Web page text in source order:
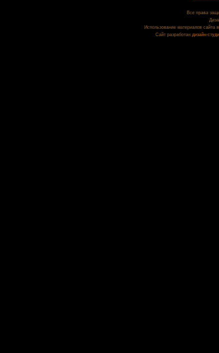
Все права
Использование материалов сайта
Сайт разработан дизайн-